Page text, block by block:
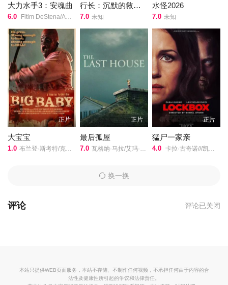
样的意图，希望告诉观众，其实每个人都可能会陷入这样的陷阱。
影片中赵汉善和金敏京饰演的“俊植”、“素妍”夫妇，为了找到网
上有着好口碑的餐厅而来到孤岛上，遇见了亲切地有些过分的餐厅
主人，之后却陷入了意想不到的陷阱中。该片导演权炯辰曾凭借
《为了霍格沃兹》获得第44届大钟奖新人导演奖，并提...
大力水手3：安魂曲
6.0 Fitim DeStena/Amy Gibbons/Jack/Hyde史蒂芬·莫瑞/
行长：沉默的救世主
7.0 未知
水怪2026
7.0 未知
正片
大宝宝
1.0 布兰登·斯考特/克里斯·福克斯/
正片
最后孤屋
7.0 瓦格纳·马拉/艾玛·霍/格蕾塔·李/西德·爱德华兹/刘易斯·古迪/奥黛丽·安德森/南希·鲍德温/陶妮·丰塔纳/杰德·奥金/奥利弗·亨利·阿诺德/加百列·钟/费莉西蒂·鲍恩/Riley·Chung/诺亚·亚历山大·索斯诺夫斯基/
正片
猛尸一家亲
4.0 卡拉·古奇诺///凯瑟琳·伊莎贝尔///卢·泰勒·普奇///唐纳德·沙利斯///凯文·麦克纳尔蒂// Jason William Day //杰森·麦金农///罗曼·金赛拉///杰卡·博尚// Darcey Johnson / Aedan Edwards / Lee Tichon / Kenny Wood-Schatz/
换一换
评论 评论已关闭
本站只提供WEB页面服务，本站不存储、不制作任何视频，不承担任何由于内容的合
法性及健康性所引起的争议和法律责任。